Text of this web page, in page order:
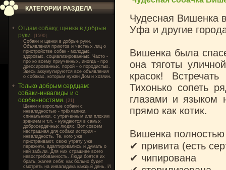
КАТЕГОРИИ РАЗДЕЛА
Отдам собаку, щенка в добрые
руки. [1590]
Cобаки и щенки в добрые руки.
Объявления приютов и частных лиц о
пристройстве собак - молодых,
здоровых, социализированных. Часто -
про ко всему приученных, иногда - про
дрессированных, порой - о породистых.
Здесь аккумулируются все объявления
о собаках, которым нужен Дом и хозяин.
Только добрым сердцам:
собаки-инвалиды и с
особенностями. [21]
Щенки и взрослые собаки с
инвалидностью - трёхлапики,
спинальники, с утраченным или плохим
зрением и т.п. - нуждаются в самых
добросердечных людях. Вот совсем
нестрашная для собаки история -
инвалидность. Те, кого уже
пристраивают, свою утрату уже
пережили, адаптировались и думать о
ней забыли. Для них страшнее всего
невостребованность. Люди боятся их
брать, жалея себя: как больно будет
смотреть на инвалидика каждый день. И
Чудесная Вишенка
Уфа и другие
Вишенка была
она тяготы
красок!
Тихонько сопеть
глазами и языком
прямо как котик.
Вишенка полностью
✔ привита (есть
✔ чипирована